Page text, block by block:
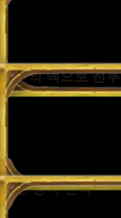
각 직업마다 고유
나만의 덱으로 전
덱을 새로 구성하
덱을 짤 수 있습니다.
대전 방식 선택